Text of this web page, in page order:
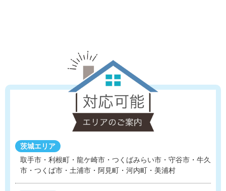
茨城エリア
取手市・利根町・龍ケ崎市・つくばみらい市・守谷市 ・ 牛久
市・つくば市・土浦市・阿見町・河内町・美浦村